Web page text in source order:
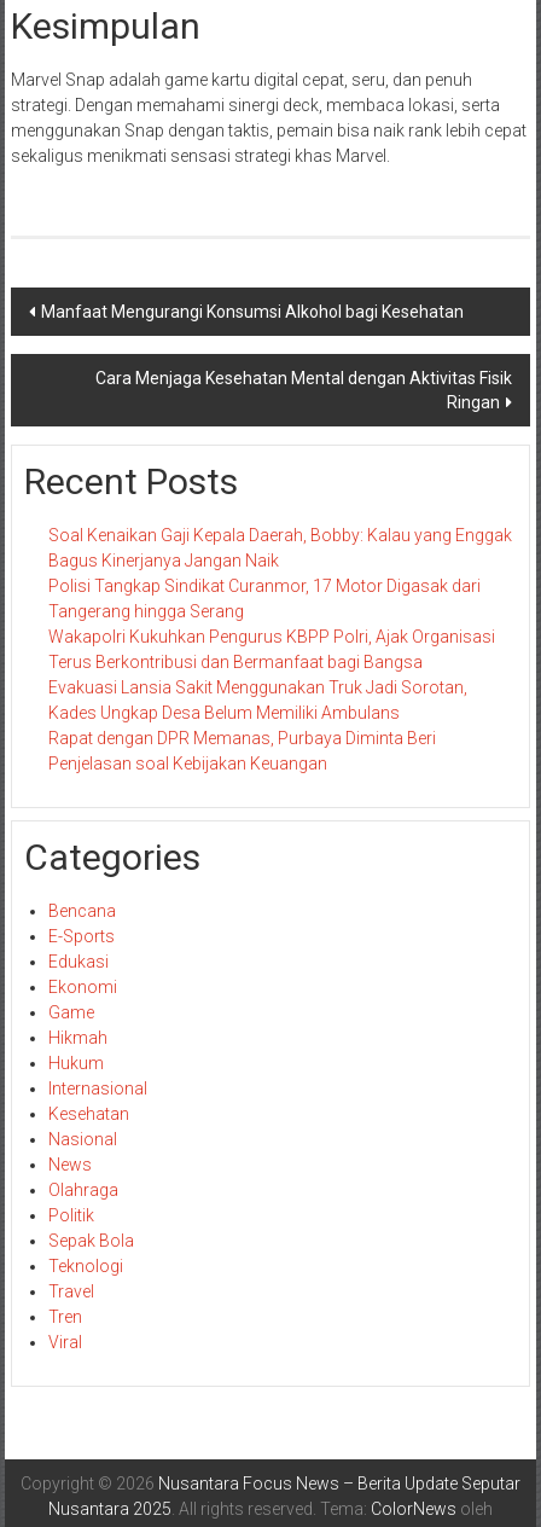
Kesimpulan
Marvel Snap adalah game kartu digital cepat, seru, dan penuh
strategi. Dengan memahami sinergi deck, membaca lokasi, serta
menggunakan Snap dengan taktis, pemain bisa naik rank lebih cepat
sekaligus menikmati sensasi strategi khas Marvel.
Navigasi
pos
Manfaat Mengurangi Konsumsi Alkohol bagi Kesehatan
Cara Menjaga Kesehatan Mental dengan Aktivitas Fisik
Ringan
Recent Posts
Soal Kenaikan Gaji Kepala Daerah, Bobby: Kalau yang Enggak
Bagus Kinerjanya Jangan Naik
Polisi Tangkap Sindikat Curanmor, 17 Motor Digasak dari
Tangerang hingga Serang
Wakapolri Kukuhkan Pengurus KBPP Polri, Ajak Organisasi
Terus Berkontribusi dan Bermanfaat bagi Bangsa
Evakuasi Lansia Sakit Menggunakan Truk Jadi Sorotan,
Kades Ungkap Desa Belum Memiliki Ambulans
Rapat dengan DPR Memanas, Purbaya Diminta Beri
Penjelasan soal Kebijakan Keuangan
Categories
Bencana
E-Sports
Edukasi
Ekonomi
Game
Hikmah
Hukum
Internasional
Kesehatan
Nasional
News
Olahraga
Politik
Sepak Bola
Teknologi
Travel
Tren
Viral
Copyright © 2026 Nusantara Focus News – Berita Update Seputar
Nusantara 2025 . All rights reserved. Tema: ColorNews oleh